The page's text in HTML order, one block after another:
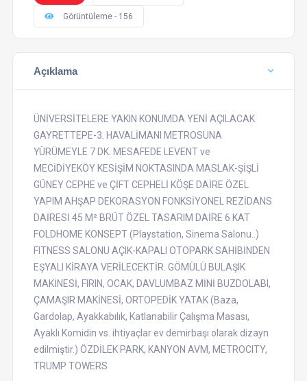
Görüntüleme - 156
Açıklama
ÜNİVERSİTELERE YAKIN KONUMDA YENİ AÇILACAK
GAYRETTEPE-3. HAVALİMANI METROSUNA
YÜRÜMEYLE 7 DK. MESAFEDE LEVENT ve
MECİDİYEKÖY KESİŞİM NOKTASINDA MASLAK-ŞİŞLİ
GÜNEY CEPHE ve ÇİFT CEPHELİ KÖŞE DAİRE ÖZEL
YAPIM AHŞAP DEKORASYON FONKSİYONEL REZİDANS
DAİRESİ 45 M² BRÜT ÖZEL TASARIM DAİRE 6 KAT
FOLDHOME KONSEPT (Playstation, Sinema Salonu..)
FITNESS SALONU AÇIK-KAPALI OTOPARK SAHİBİNDEN
EŞYALI KİRAYA VERİLECEKTİR. GÖMÜLÜ BULAŞIK
MAKİNESİ, FIRIN, OCAK, DAVLUMBAZ MİNİ BUZDOLABI,
ÇAMAŞIR MAKİNESİ, ORTOPEDİK YATAK (Baza,
Gardolap, Ayakkabılık, Katlanabilir Çalışma Masası,
Ayaklı Komidin vs. ihtiyaçlar ev demirbaşı olarak dizayn
edilmiştir.) ÖZDİLEK PARK, KANYON AVM, METROCITY,
TRUMP TOWERS